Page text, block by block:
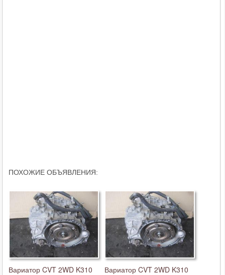
ПОХОЖИЕ ОБЪЯВЛЕНИЯ:
Вариатор CVT 2WD K310
Вариатор CVT 2WD K310